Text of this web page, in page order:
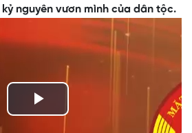
nguyên vươn mình của dân tộc.
Play